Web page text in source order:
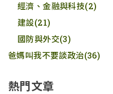
經濟、金融與科技(2)
建設(21)
國防與外交(3)
爸媽叫我不要談政治(36)
熱門文章